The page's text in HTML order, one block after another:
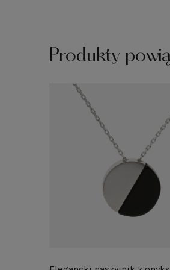
Produkty